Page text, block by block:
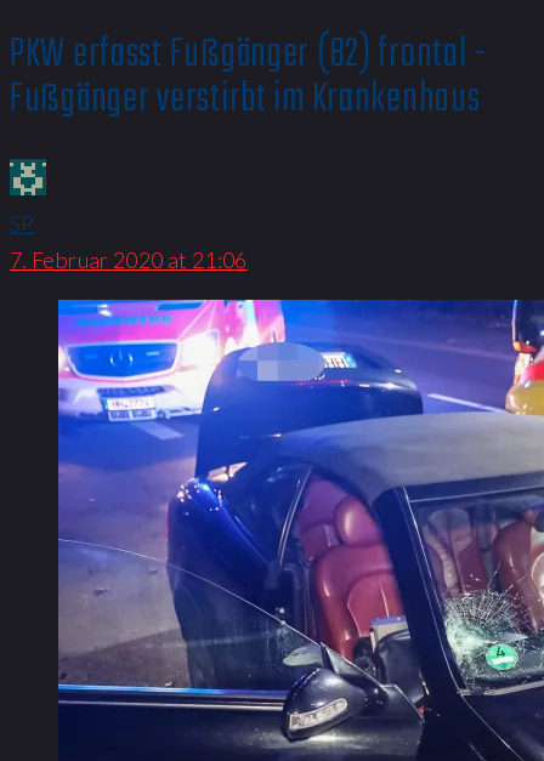
PKW erfasst Fußgänger (82) frontal -
Fußgänger verstirbt im Krankenhaus
SP
7. Februar 2020 at 21:06